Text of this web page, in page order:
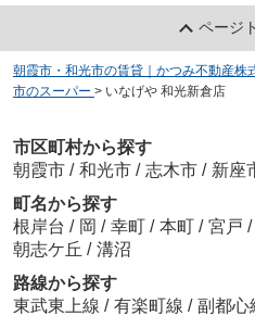
ページ
朝霞市・和光市の賃貸｜かつみ不動産株
市のスーパー > いなげや 和光新倉店
市区町村から探す
朝霞市 / 和光市 / 志木市 / 新座
町名から探す
根岸台 / 岡 / 幸町 / 本町 / 宮戸 /
朝志ケ丘 / 溝沼
路線から探す
東武東上線 / 有楽町線 / 副都心